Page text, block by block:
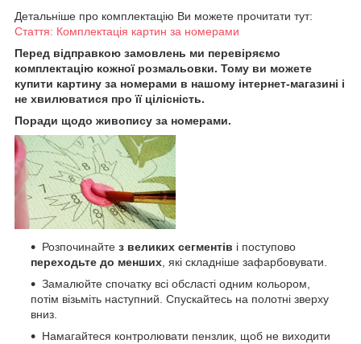
Детальніше про комплектацію Ви можете прочитати тут:
Стаття: Комплектація картин за номерами
Перед відправкою замовлень ми перевіряємо
комплектацію кожної розмальовки. Тому ви можете
купити картину за номерами в нашому інтернет-магазині і
не хвилюватися про її цілісність.
Поради щодо живопису за номерами.
Розпочинайте з великих сегментів і поступово
переходьте до менших , які складніше зафарбовувати.
Замалюйте спочатку всі обсласті одним кольором,
потім візьміть наступний. Спускайтесь на полотні зверху
вниз.
Намагайтеся контролювати пензлик, щоб не виходити